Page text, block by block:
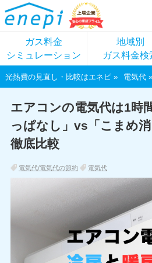
ガス料金
シミュレーション
地域別
ガス料金検
光熱費の見直し・比較はエネピ 電気代
エアコンの電気代は1時
っぱなし」vs「こまめ
徹底比較
電気代/電気代の節約 電気代